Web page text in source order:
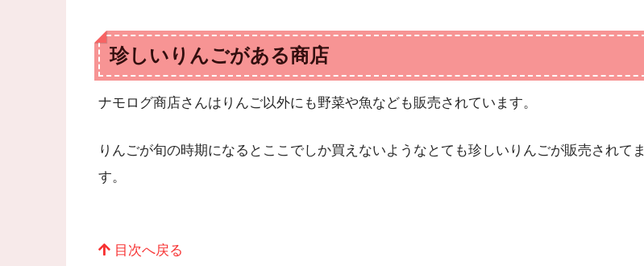
珍しいりんごがある商店
ナモログ商店さんはりんご以外にも野菜や魚なども販売されています。
りんごが旬の時期になるとここでしか買えないようなとても珍しいりんごが販売されてま
す。
目次へ戻る